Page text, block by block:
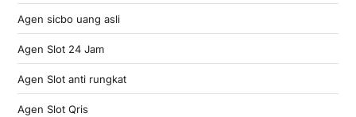
Agen sicbo uang asli
Agen Slot 24 Jam
Agen Slot anti rungkat
Agen Slot Qris